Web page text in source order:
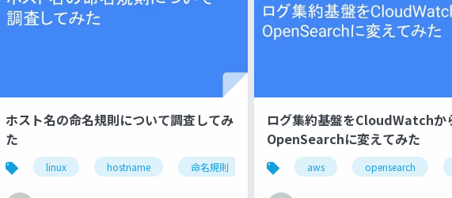
ホスト名の命名規則について調査してみ
た
linux hostname 命名規則
ログ集約基盤をCloudWatchか
OpenSearchに変えてみた
aws opensearch